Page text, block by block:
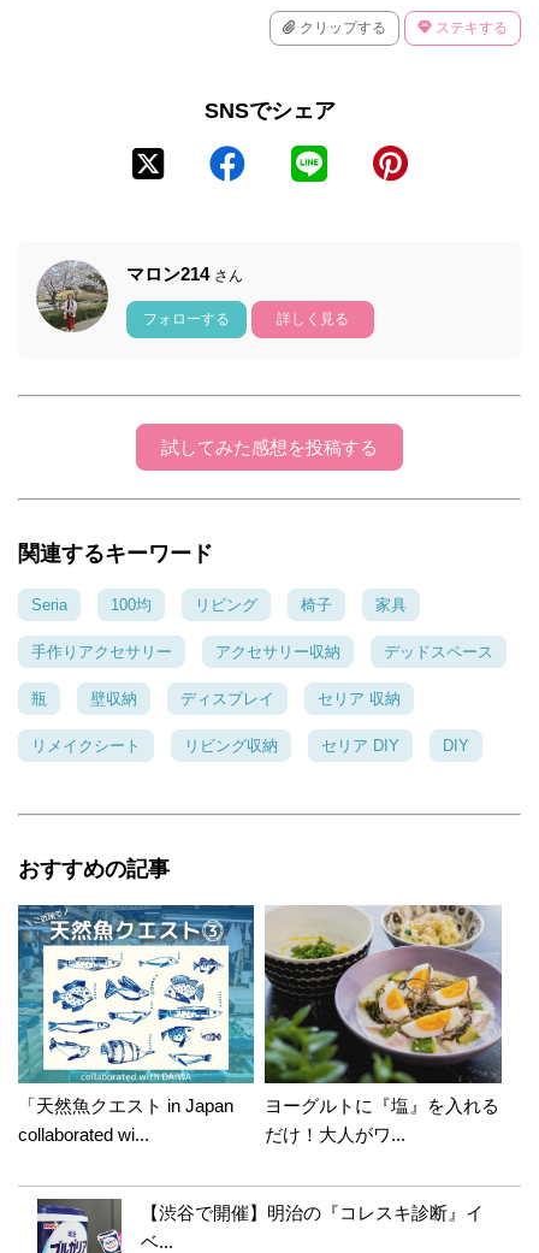
クリップする ステキする
SNSでシェア
マロン214 さん
フォローする 詳しく見る
試してみた感想を投稿する
関連するキーワード
Seria 100均 リビング 椅子 家具
手作りアクセサリー アクセサリー収納 デッドスペース
瓶 壁収納 ディスプレイ セリア 収納
リメイクシート リビング収納 セリア DIY DIY
おすすめの記事
「天然魚クエスト in Japan
collaborated wi...
ヨーグルトに『塩』を入れる
だけ！大人がワ...
【渋谷で開催】明治の『コレスキ診断』イ
ベ...